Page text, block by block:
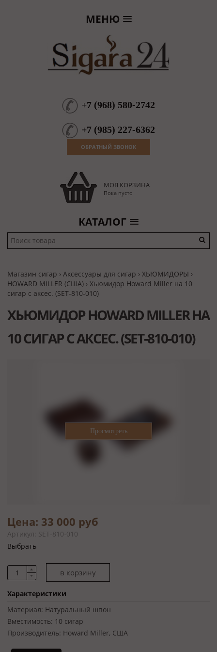
МЕНЮ
+7 (968) 580-2742
+7 (985) 227-6362
ОБРАТНЫЙ ЗВОНОК
МОЯ КОРЗИНА
Пока пусто
КАТАЛОГ
Магазин сигар › Аксессуары для сигар › ХЬЮМИДОРЫ ›
HOWARD MILLER (США) › Хьюмидор Howard Miller на 10
сигар с аксес. (SET-810-010)
ХЬЮМИДОР HOWARD MILLER НА
10 СИГАР С АКСЕС. (SET-810-010)
Цена: 33 000 руб
Артикул: SET-810-010
Выбрать
Характеристики
Материал: Натуральный шпон
Вместимость: 10 сигар
Производитель: Howard Miller, США